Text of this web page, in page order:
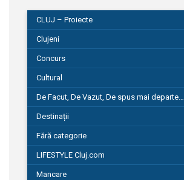
CLUJ – Proiecte
Clujeni
Concurs
Cultural
De Facut, De Vazut, De spus mai departe…
Destinații
Fără categorie
LIFESTYLE Cluj.com
Mancare